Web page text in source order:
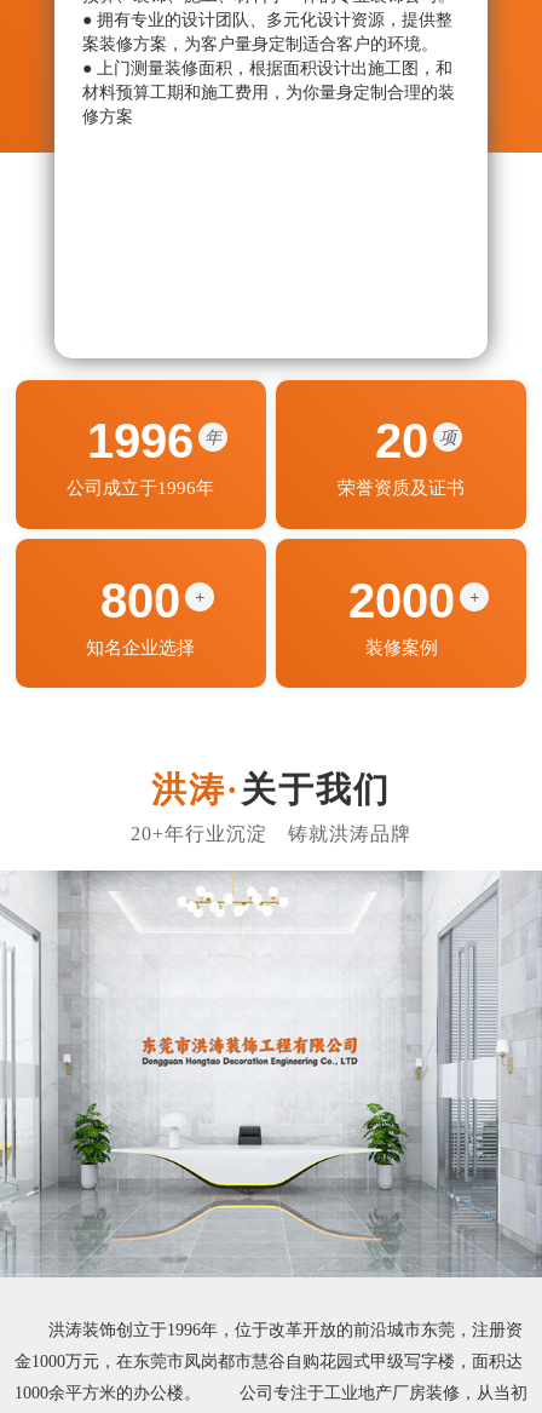
● 拥有专业的设计团队、多元化设计资源，提供整
案装修方案，为客户量身定制适合客户的环境。
● 上门测量装修面积，根据面积设计出施工图，和
材料预算工期和施工费用，为你量身定制合理的装
修方案
1996 年
公司成立于1996年
20 项
荣誉资质及证书
800 +
知名企业选择
2000 +
装修案例
关于我们
洪涛装饰创立于1996年，位于改革开放的前沿城市东莞，注册资
金1000万元，在东莞市凤岗都市慧谷自购花园式甲级写字楼，面积达
1000余平方米的办公楼。 公司专注于工业地产厂房装修，从当初